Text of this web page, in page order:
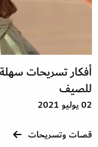
أفكار تسريحات
للصيف
02 يوليو 2021
قصات وتسريحات